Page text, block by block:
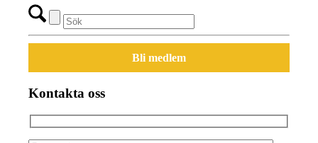
Bli medlem
Kontakta oss